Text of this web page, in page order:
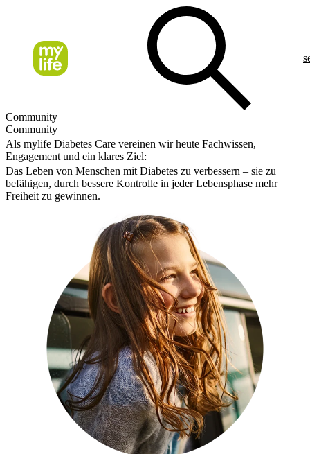
Community
Community
Als mylife Diabetes Care vereinen wir heute Fachwissen,
Engagement und ein klares Ziel:
Das Leben von Menschen mit Diabetes zu verbessern – sie zu
befähigen, durch bessere Kontrolle in jeder Lebensphase mehr
Freiheit zu gewinnen.